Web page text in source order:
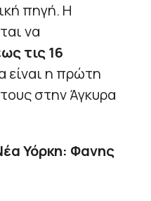
πηγή. Η
να
τις 16
είναι η πρώτη
στην Άγκυρα
Υόρκη: Φανης